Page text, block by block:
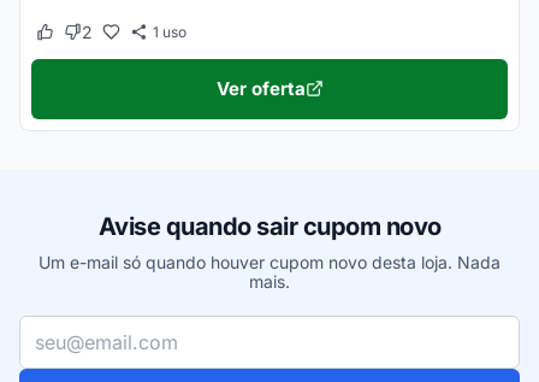
Este cupom funcionou
Este cupom não funcionou
2 1 uso
Ver oferta
Avise quando sair cupom novo
Um e-mail só quando houver cupom novo desta loja. Nada
mais.
Seu e-mail